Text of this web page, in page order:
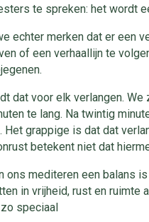
te spreken: het wordt
echter merken dat er een
of een verhaallijn te
dat voor elk verlangen.
te lang. Na twintig
Het grappige is dat dat
betekent niet dat
ons mediteren een balans
in vrijheid, rust en ruimte
speciaal